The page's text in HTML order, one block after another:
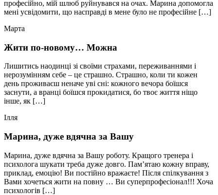
професійно, мій шлюб руйнувався на очах. Марина допомогла
мені усвідомити, що насправді в мене було не професійне […]
Марта
Жити по-новому… Можна
Лишитись наодинці зі своїми страхами, переживаннями і
нерозумінням себе – це страшно. Страшно, коли ти кожен
день проживаєш неначе уві сні: кожного вечора боїшся
заснути, а вранці боїшся прокидатися, бо твоє життя ніщо
інше, як […]
Ілля
Марина, дуже вдячна за Вашу
Марина, дуже вдячна за Вашу роботу. Кращого тренера і
психолога шукати треба дуже довго. Пам’ятаю кожну вправу,
приклад, емоцію! Ви постійно вражаєте! Після спілкування з
Вами хочеться жити на повну … Ви суперпрофесіонал!!! Хоча
психологів […]